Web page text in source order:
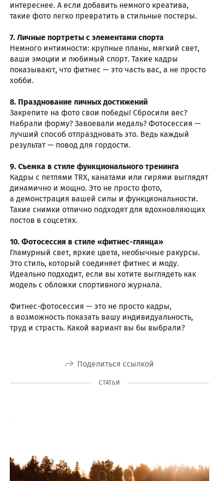
интереснее. А если добавить немного креатива,
такие фото легко превратить в стильные постеры.
7. Личные портреты с элементами спорта
Немного интимности: крупные планы, мягкий свет,
ваши эмоции и любимый спорт. Такие кадры
показывают, что фитнес — это часть вас, а не просто
хобби.
8. Празднование личных достижений
Закрепите на фото свои победы! Сбросили вес?
Набрали форму? Завоевали медаль? Фотосессия —
лучший способ отпраздновать это. Ведь каждый
результат — повод для гордости.
9. Съемка в стиле функционального тренинга
Кадры с петлями TRX, канатами или гирями выглядят
динамично и мощно. Это не просто фото,
а демонстрация вашей силы и функциональности.
Такие снимки отлично подходят для вдохновляющих
постов в соцсетях.
10. Фотосессия в стиле «фитнес-глянца»
Гламурный свет, яркие цвета, необычные ракурсы.
Это стиль, который соединяет фитнес и моду.
Идеально подходит, если вы хотите выглядеть как
модель с обложки спортивного журнала.
Фитнес-фотосессия — это не просто кадры,
а возможность показать вашу индивидуальность,
труд и страсть. Какой вариант вы бы выбрали?
Поделиться ссылкой
СТАТЬИ